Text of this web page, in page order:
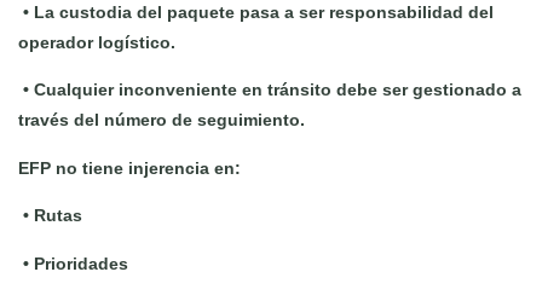
• La custodia del paquete pasa a ser responsabilidad del
operador logístico.
• Cualquier inconveniente en tránsito debe ser gestionado a
través del número de seguimiento.
EFP no tiene injerencia en:
• Rutas
• Prioridades